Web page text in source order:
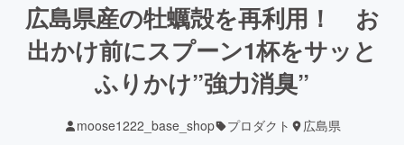
広島県産の牡蠣殻を再利用！ お
出かけ前にスプーン1杯をサッと
ふりかけ”強力消臭”
moose1222_base_shop プロダクト 広島県